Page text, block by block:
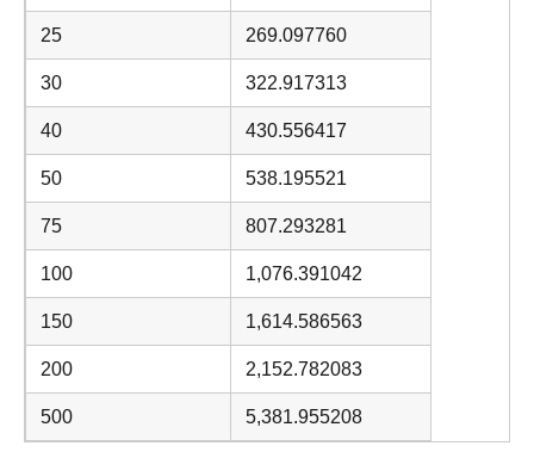
25 269.097760
30 322.917313
40 430.556417
50 538.195521
75 807.293281
100 1,076.391042
150 1,614.586563
200 2,152.782083
500 5,381.955208